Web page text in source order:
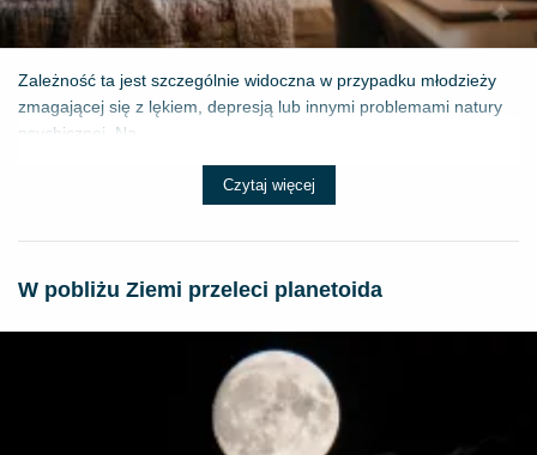
Zależność ta jest szczególnie widoczna w przypadku młodzieży
zmagającej się z lękiem, depresją lub innymi problemami natury
psychicznej. Na...
Czytaj więcej
W pobliżu Ziemi przeleci planetoida